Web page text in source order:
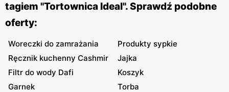
tagiem "Tortownica Ideal". Sprawdź podobne
oferty:
Woreczki do zamrażania
Produkty sypkie
Ręcznik kuchenny Cashmir
Jajka
Filtr do wody Dafi
Koszyk
Garnek
Torba